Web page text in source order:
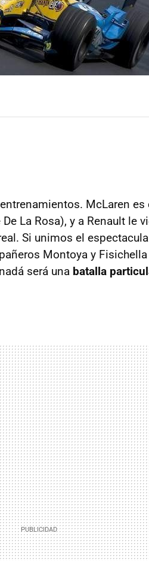
McLaren
La Rosa), y a Renault le
Si unimos el
Montoya y
será una batalla